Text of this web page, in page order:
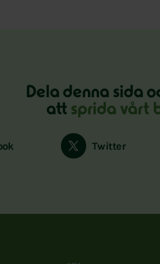
Dela denna sida
att sprida vårt
Twitter